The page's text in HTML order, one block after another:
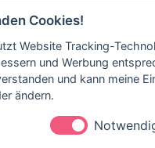
Impressum
Datenschutz
Cookies!
Website Tracking-
und Werbung
und kann meine
ändern.